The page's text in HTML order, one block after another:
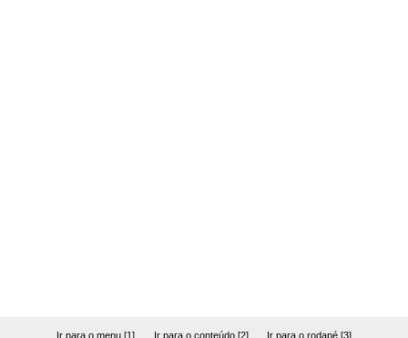
Ir para o menu [1] Ir para o conteúdo [2] Ir para o rodapé [3]